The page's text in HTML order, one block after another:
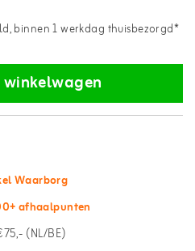
binnen 1 werkdag thuisbezorgd*
winkelwagen
Waarborg
afhaalpunten
(NL/BE)